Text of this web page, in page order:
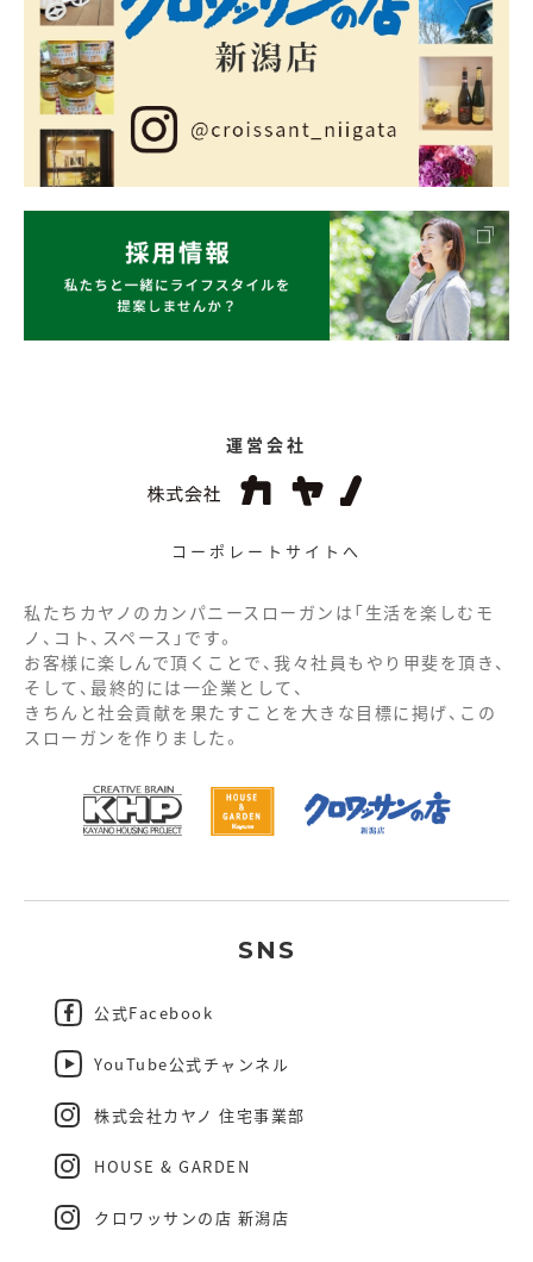
運営会社
コーポレートサイトへ
私たちカヤノのカンパニースローガンは「生活を楽しむモ
ノ、コト、スペース」です。
お客様に楽しんで頂くことで、我々社員もやり甲斐を頂き、
そして、最終的には一企業として、
きちんと社会貢献を果たすことを大きな目標に掲げ、この
スローガンを作りました。
SNS
公式Facebook
YouTube公式チャンネル
株式会社カヤノ 住宅事業部
HOUSE & GARDEN
クロワッサンの店 新潟店